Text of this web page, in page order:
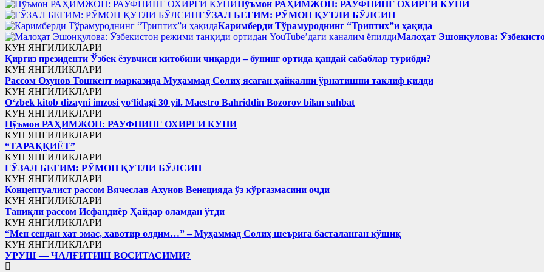
Нўъмон РАҲИМЖОН: РАУФНИНГ ОХИРГИ КУНИ
ГЎЗАЛ БЕГИМ: РЎМОН ҚУТЛИ БЎЛСИН
Каримберди Тўрамуроднинг “Триптих”и ҳақида
Малоҳат Эшонқулова:
КУН ЯНГИЛИКЛАРИ
Қирғиз президенти Ўзбек ёзувчиси китобини чиқарди – бунинг ортида қандай сабаблар турибди?
КУН ЯНГИЛИКЛАРИ
Рассом Охунов Тошкент марказида Муҳаммад Солиҳ яcаган ҳайкални ўрнатишни таклиф қилди
КУН ЯНГИЛИКЛАРИ
Oʻzbek kitob dizayni imzosi yoʻlidagi 30 yil. Maestro Bahriddin Bozorov bilan suhbat
КУН ЯНГИЛИКЛАРИ
Нўъмон РАҲИМЖОН: РАУФНИНГ ОХИРГИ КУНИ
КУН ЯНГИЛИКЛАРИ
“ТАРАҚҚИЁТ”
КУН ЯНГИЛИКЛАРИ
ГЎЗАЛ БЕГИМ: РЎМОН ҚУТЛИ БЎЛСИН
КУН ЯНГИЛИКЛАРИ
Концептуалист рассом Вячеслав Ахунов Венецияда ўз кўргазмасини очди
КУН ЯНГИЛИКЛАРИ
Таниқли рассом Исфандиёр Ҳайдар оламдан ўтди
КУН ЯНГИЛИКЛАРИ
“Мен сендан хат эмас, хавотир олдим…” – Муҳаммад Солиҳ шеърига басталанган қўшиқ
КУН ЯНГИЛИКЛАРИ
УРУШ — ЧАЛҒИТИШ ВОСИТАСИМИ?